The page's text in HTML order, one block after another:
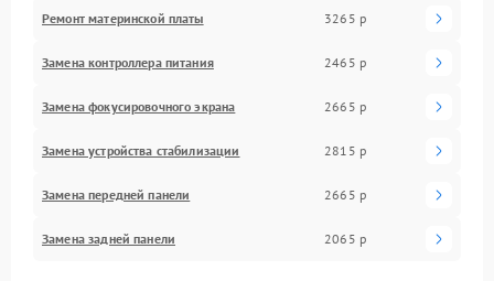
Ремонт материнской платы 3265 р
Замена контроллера питания 2465 р
Замена фокусировочного экрана 2665 р
Замена устройства стабилизации 2815 р
Замена передней панели 2665 р
Замена задней панели 2065 р